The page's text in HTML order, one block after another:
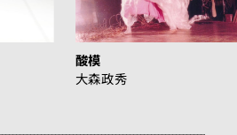
酸模
大森政秀